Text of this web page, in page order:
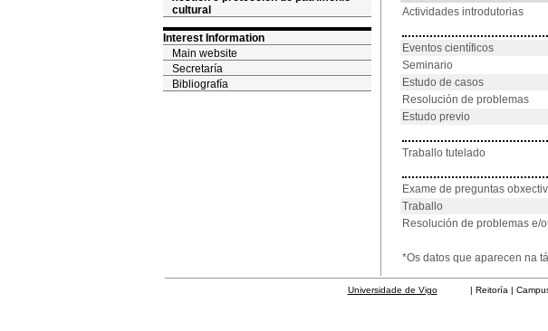
cultural
Interest Information
Main website
Secretaría
Bibliografía
Actividades introdutorias
Eventos científicos
Seminario
Estudo de casos
Resolución de problemas
Estudo previo
Traballo tutelado
Exame de preguntas
Traballo
Resolución de problemas e/
*Os datos que aparecen na
Universidade de Vigo| Reitoría | Campus